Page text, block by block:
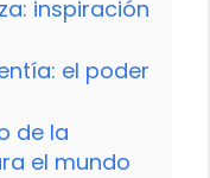
inspiración
el poder
de la
el mundo